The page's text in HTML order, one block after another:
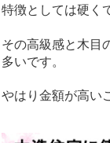
特徴としては硬く
その高級感と木目
多いです。
やはり金額が高い